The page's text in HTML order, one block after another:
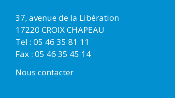
37, avenue de la Libération
17220 CROIX CHAPEAU
Tel : 05 46 35 81 11
Fax : 05 46 35 45 14
Nous contacter